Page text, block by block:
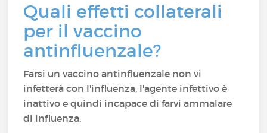
Quali effetti collaterali
per il vaccino
antinfluenzale?
Farsi un vaccino antinfluenzale non vi
infetterà con l'influenza, l'agente infettivo è
inattivo e quindi incapace di farvi ammalare
di influenza.